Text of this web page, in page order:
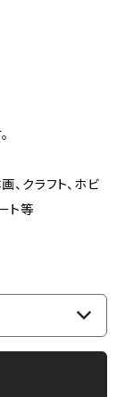
、クラフト、ホビ
ト等